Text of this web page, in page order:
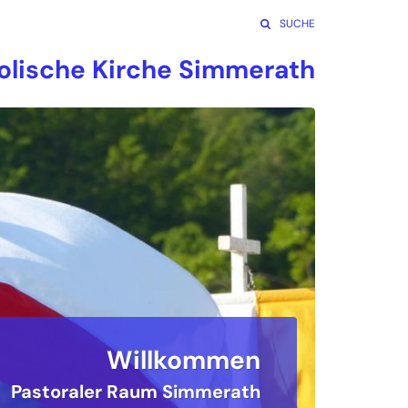
SUCHE
Kirche Simmerath
Willkommen
Pastoraler Raum Simmerath